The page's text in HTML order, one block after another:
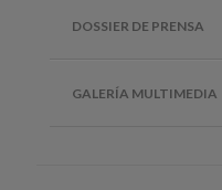
DOSSIER DE PRENSA
GALERÍA MULTIMEDIA